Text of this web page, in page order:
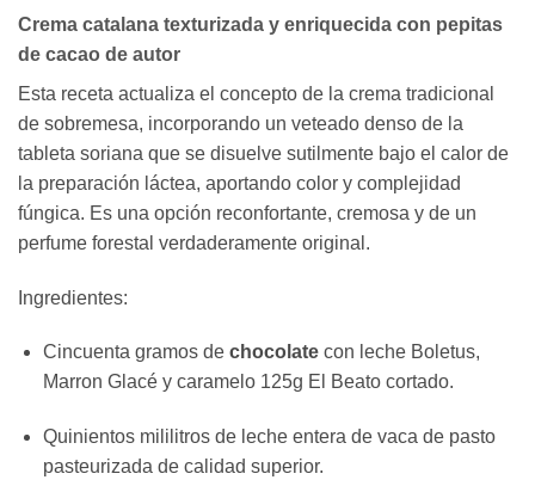
Crema catalana texturizada y enriquecida con pepitas
de cacao de autor
Esta receta actualiza el concepto de la crema tradicional
de sobremesa, incorporando un veteado denso de la
tableta soriana que se disuelve sutilmente bajo el calor de
la preparación láctea, aportando color y complejidad
fúngica. Es una opción reconfortante, cremosa y de un
perfume forestal verdaderamente original.
Ingredientes:
Cincuenta gramos de chocolatecon leche Boletus,
Marron Glacé y caramelo 125g El Beato cortado.
Quinientos mililitros de leche entera de vaca de pasto
pasteurizada de calidad superior.